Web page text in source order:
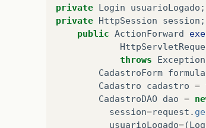
private Login usuarioLogado ;
private HttpSession session ;
public ActionForward
throws
Exception
CadastroForm
Cadastro
cadastro =
CadastroDAO dao =
session=request .
usuarioLogado=(